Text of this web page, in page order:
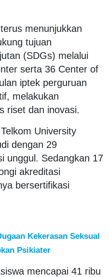
menunjukkan
tujuan
(SDGs) melalui
serta 36 Center of
iptek perguruan
melakukan
riset dan inovasi.
University
dengan 29
unggul. Sedangkan 17
akreditasi
bersertifikasi
Kekerasan Seksual
Psikiater
mencapai 41 ribu